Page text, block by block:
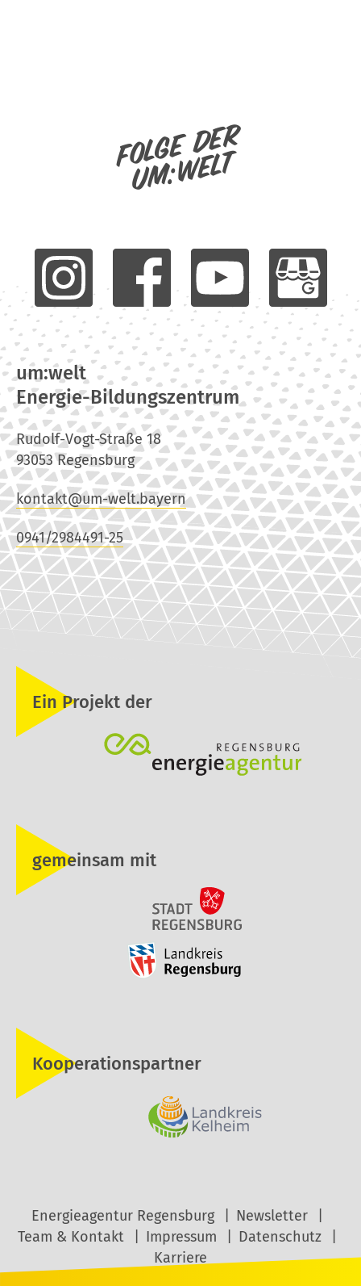
Folge der
um:welt
um:welt
Energie-Bildungszentrum
Rudolf-Vogt-Straße 18
93053 Regensburg
kontakt@um-welt.bayern
0941/2984491-25
Ein Projekt der
gemeinsam mit
Kooperationspartner
Energieagentur Regensburg
Newsletter
Team & Kontakt
Impressum
Datenschutz
Karriere